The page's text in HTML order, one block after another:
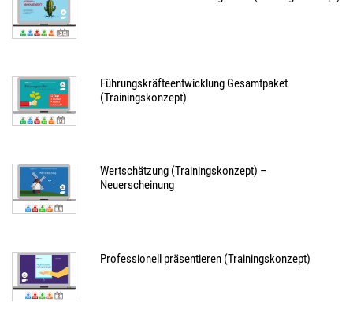
Führungskräfteentwicklung Gesamtpaket
(Trainingskonzept)
Wertschätzung (Trainingskonzept) –
Neuerscheinung
Professionell präsentieren (Trainingskonzept)